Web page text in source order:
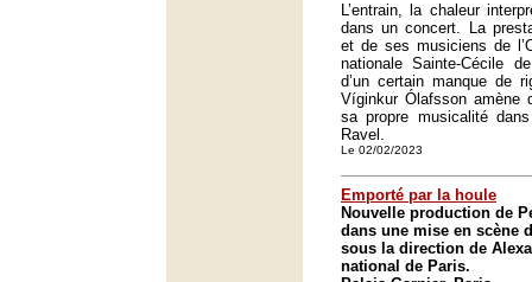
L’entrain, la chaleur
dans un concert. La
et de ses musiciens de
nationale Sainte-Cécile
d’un certain manque de
Víginkur Ólafsson amène
sa propre musicalité
Ravel.
Le 02/02/2023
Emporté par la houle
Nouvelle production de
dans une mise en scène
sous la direction de
national de Paris.